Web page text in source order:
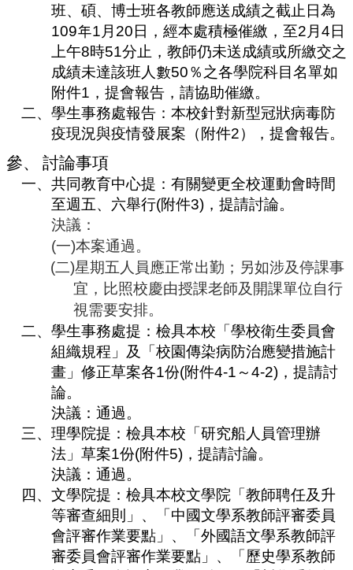
規
員
會
尋
相
動
班、碩、博士班各教師應送成績之截止日為
109年1 月 20 日，經本處積極催繳，至2 月 4 日
上午8時51分止，教師仍未送成績或所繳交之
成績未達該班人數50％之各學院科目名單如
附件1 ，提會報告，請協助催繳。
二、 學生事務處報告：本校針對新型冠狀病毒防
疫現況與疫情發展案（附件2），提會報告。
參、 討論事項
一、 共同教育中心提：有關變更全校運動會時間
至週五、六舉行(附件3)，提請討論。
決議：
(一)本案通過。
(二)星期五人員應正常出勤；另如涉及停課事
宜， 比照校慶由授課老師及開課單位自行
視需要安排。
二、 學生事務處提： 檢具本校「學校衛生委員會
組織規程 」及
「校園傳染病防治應變措施計
畫」 修正草案各1份(附件4-1 ～4-2)，提請討
論。
決議： 通過。
三、 理學院提：檢具本校「研究船人員管理辦
法」草案1份(附件5)，提請討論。
決議： 通過。
四、 文學院提：檢具本校文學院「教師聘任及升
等審查細則」、「中國文學系教師評審委員
會評審作業要點」、「外國語文學系教師評
審委員會評審作業要點」、「歷史學系教師